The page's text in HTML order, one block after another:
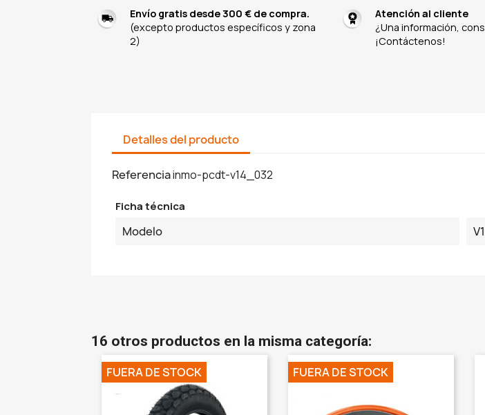
Envío gratis desde 300 € de compra.
(excepto productos específicos y zona
2)
Atención al cliente
¿Una información,
¡Contáctenos!
Detalles del producto
Referenciainmo-pcdt-v14_032
Ficha técnica
Modelo
16 otros productos en la misma categoría:
FUERA DE STOCK FUERA DE STOCK